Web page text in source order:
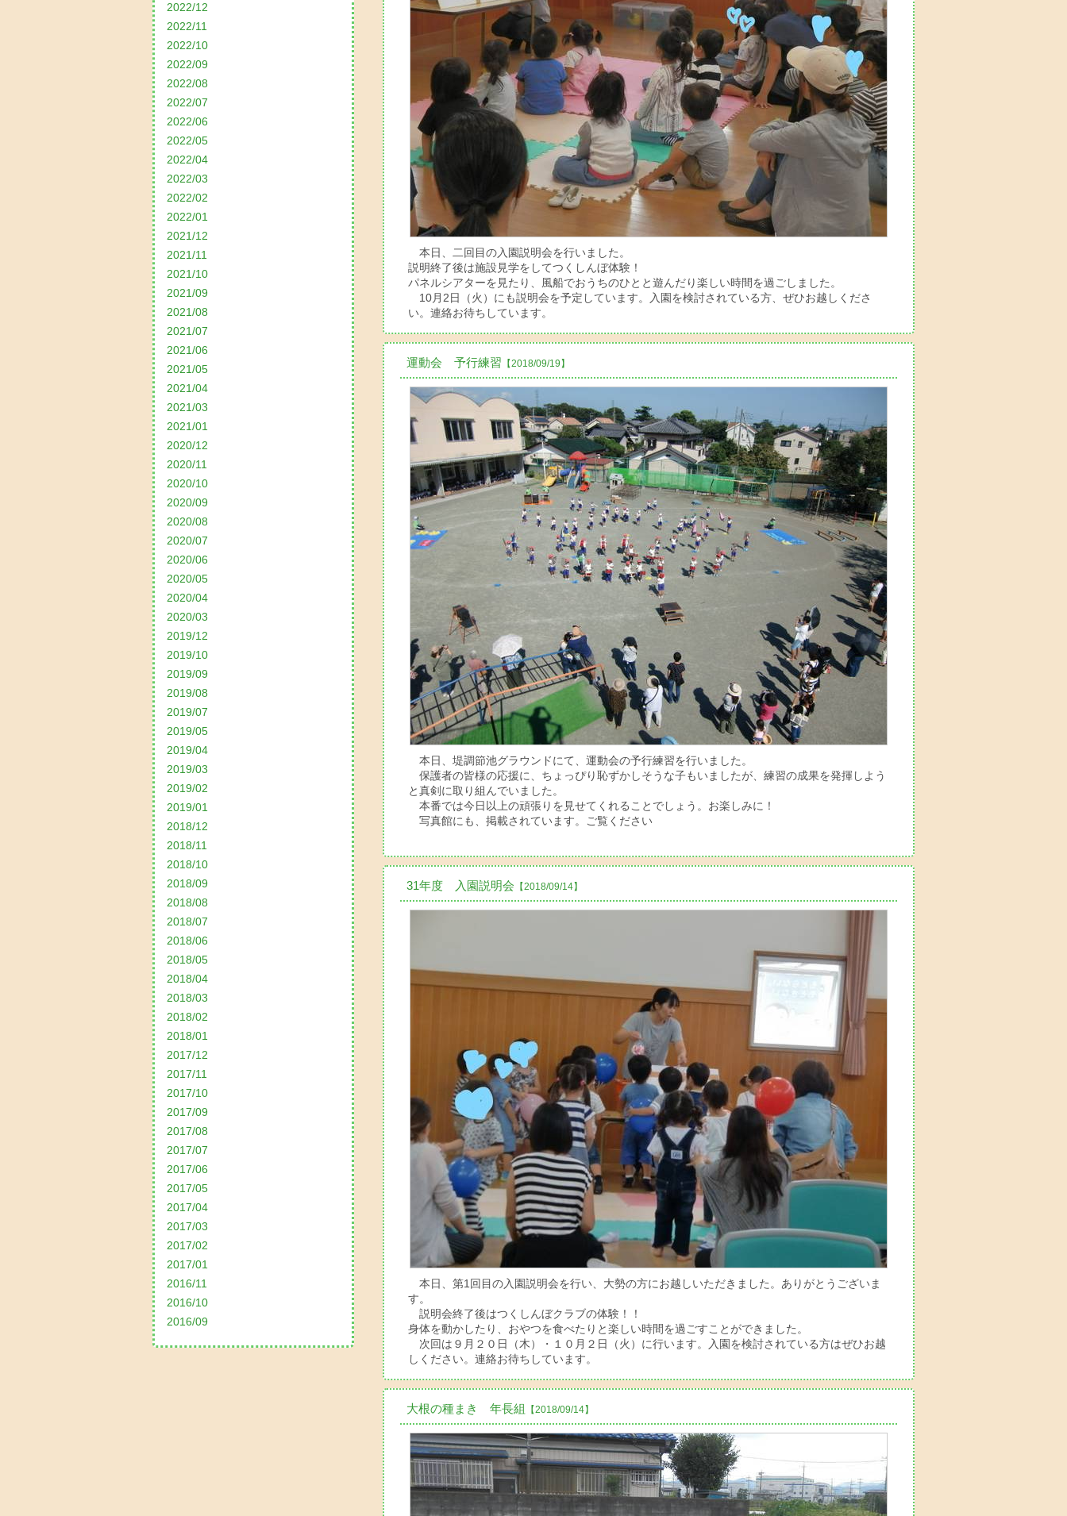
2022/12
2022/11
2022/10
2022/09
2022/08
2022/07
2022/06
2022/05
2022/04
2022/03
2022/02
2022/01
2021/12
2021/11
2021/10
2021/09
2021/08
2021/07
2021/06
2021/05
2021/04
2021/03
2021/01
2020/12
2020/11
2020/10
2020/09
2020/08
2020/07
2020/06
2020/05
2020/04
2020/03
2019/12
2019/10
2019/09
2019/08
2019/07
2019/05
2019/04
2019/03
2019/02
2019/01
2018/12
2018/11
2018/10
2018/09
2018/08
2018/07
2018/06
2018/05
2018/04
2018/03
2018/02
2018/01
2017/12
2017/11
2017/10
2017/09
2017/08
2017/07
2017/06
2017/05
2017/04
2017/03
2017/02
2017/01
2016/11
2016/10
2016/09
本日、二回目の入園説明会を行いました。
説明終了後は施設見学をしてつくしんぼ体験！
パネルシアターを見たり、風船でおうちのひとと遊んだり楽しい時間を過ごしました。
10月2日（火）にも説明会を予定しています。入園を検討されている方、ぜひお越しくださ
い。連絡お待ちしています。
運動会 予行練習 【2018/09/19】
本日、堤調節池グラウンドにて、運動会の予行練習を行いました。
保護者の皆様の応援に、ちょっぴり恥ずかしそうな子もいましたが、練習の成果を発揮しよう
と真剣に取り組んでいました。
本番では今日以上の頑張りを見せてくれることでしょう。お楽しみに！
写真館にも、掲載されています。ご覧ください
31年度 入園説明会 【2018/09/14】
本日、第1回目の入園説明会を行い、大勢の方にお越しいただきました。ありがとうございま
す。
説明会終了後はつくしんぼクラブの体験！！
身体を動かしたり、おやつを食べたりと楽しい時間を過ごすことができました。
次回は９月２０日（木）・１０月２日（火）に行います。入園を検討されている方はぜひお越
しください。連絡お待ちしています。
大根の種まき 年長組 【2018/09/14】